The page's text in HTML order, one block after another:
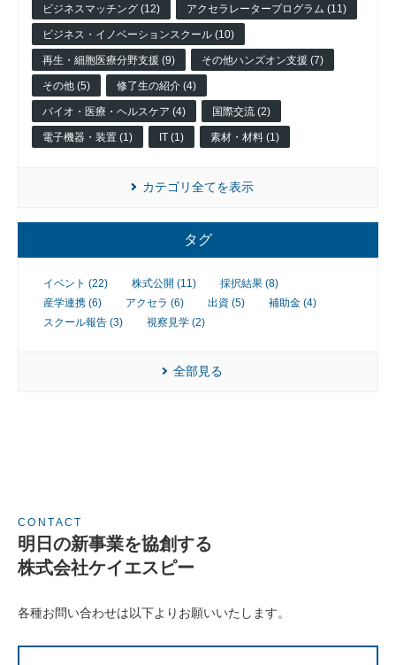
ビジネスマッチング (12) アクセラレータープログラム (11)
ビジネス・イノベーションスクール (10)
再生・細胞医療分野支援 (9) その他ハンズオン支援 (7)
その他 (5) 修了生の紹介 (4)
バイオ・医療・ヘルスケア (4) 国際交流 (2)
電子機器・装置 (1) IT (1) 素材・材料 (1)
カテゴリ全てを表示
タグ
イベント (22) 株式公開 (11)
採択結果 (8)
産学連携 (6)
アクセラ (6) 出資 (5)
補助金 (4)
スクール報告 (3)
視察見学 (2)
全部見る
CONTACT
明日の新事業を協創する
株式会社ケイエスピー
各種お問い合わせは以下よりお願いいたします。